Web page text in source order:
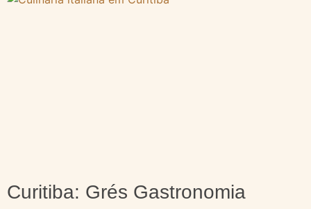
Curitiba: Grés Gastronomia